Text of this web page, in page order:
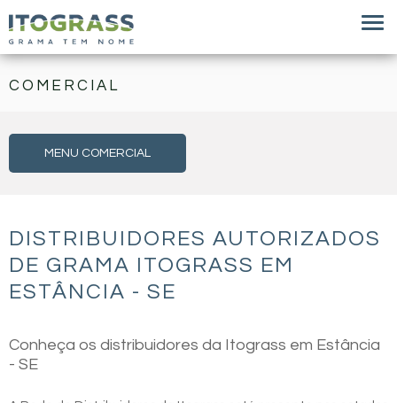
COMERCIAL
MENU COMERCIAL
DISTRIBUIDORES AUTORIZADOS
DE GRAMA ITOGRASS EM
ESTÂNCIA - SE
Conheça os distribuidores da Itograss em Estância
- SE